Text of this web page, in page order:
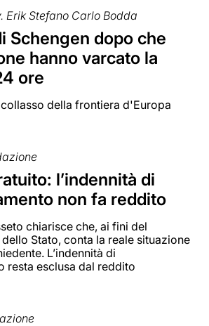
Erik Stefano Carlo Bodda
Schengen dopo che
hanno varcato la
ore
della frontiera d'Europa
l’indennità di
non fa reddito
chiarisce che, ai fini del
Stato, conta la reale situazione
L’indennità di
resta esclusa dal reddito